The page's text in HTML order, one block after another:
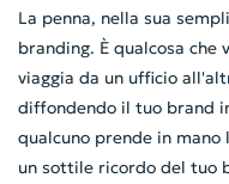
La penna, nella sua
branding. È qualcosa che
viaggia da un ufficio
diffondendo il tuo brand
qualcuno prende in mano
un sottile ricordo del tuo